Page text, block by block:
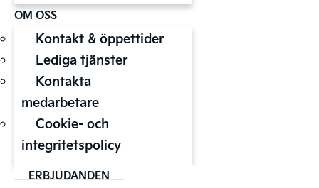
OM OSS
Kontakt & öppettider
Lediga tjänster
Kontakta
medarbetare
Cookie- och
integritetspolicy
ERBJUDANDEN